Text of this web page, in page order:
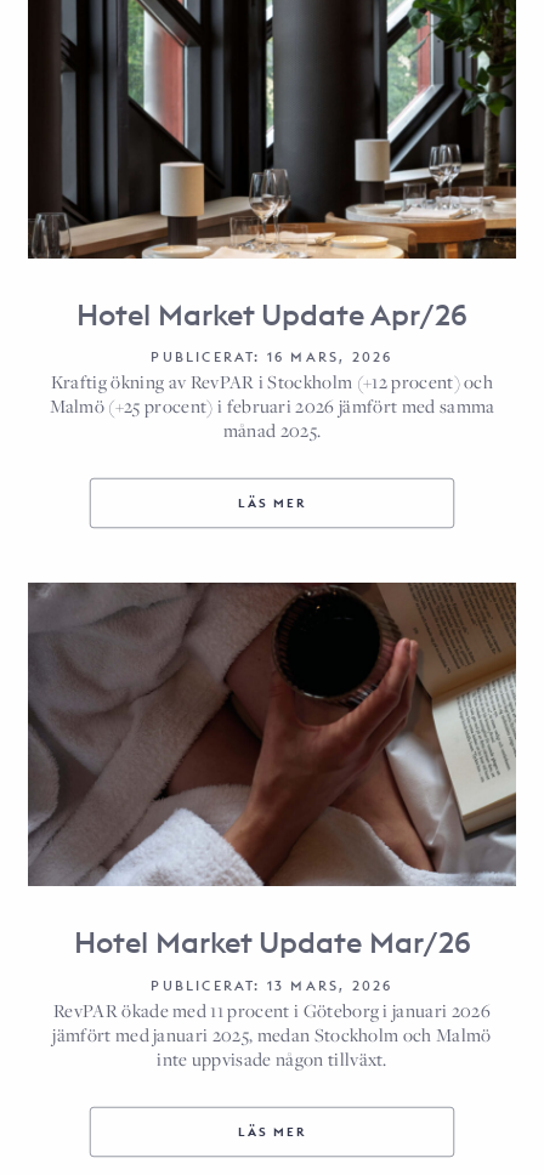
Hotel Market Update Apr/26
PUBLICERAT: 16 MARS, 2026
Kraftig ökning av RevPAR i Stockholm (+12 procent) och
Malmö (+25 procent) i februari 2026 jämfört med samma
månad 2025.
LÄS MER
Hotel Market Update Mar/26
PUBLICERAT: 13 MARS, 2026
RevPAR ökade med 11 procent i Göteborg i januari 2026
jämfört med januari 2025, medan Stockholm och Malmö
inte uppvisade någon tillväxt.
LÄS MER